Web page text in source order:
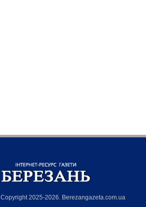
Copyright 2025-2026. Berezangazeta.com.ua